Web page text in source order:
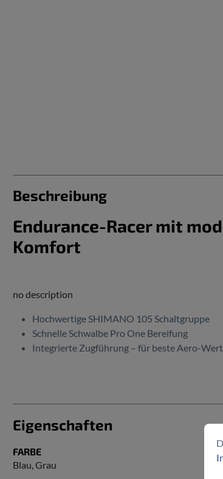
Beschreibung
Endurance-Racer mit
Komfort
no description
Hochwertige SHIMANO 105 Schaltgruppe
Schnelle Schwalbe Pro One Bereifung
Integrierte Zugführung – für beste Aero-
Eigenschaften
FARBE
Blau, Grau